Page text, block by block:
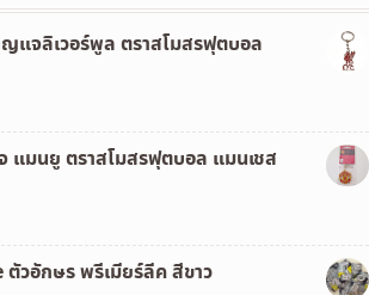
แจลิเวอร์พูล ตราสโมสรฟุตบอล
มนยู ตราสโมสรฟุตบอล แมนเชส
วอักษร พรีเมียร์ลีค สีขาว